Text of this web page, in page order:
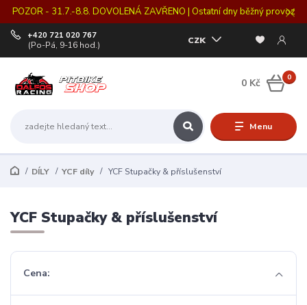
POZOR - 31.7.-8.8. DOVOLENÁ ZAVŘENO | Ostatní dny běžný provoz
Menu
CZK
+420 721 020 767
(Po-Pá, 9-16 hod.)
0
0 Kč
DÍLY YCF díly YCF Stupačky & příslušenství
YCF Stupačky & příslušenství
Cena: